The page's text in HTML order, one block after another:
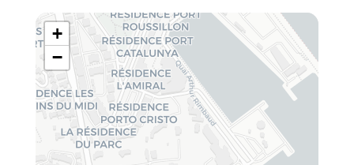
+
−